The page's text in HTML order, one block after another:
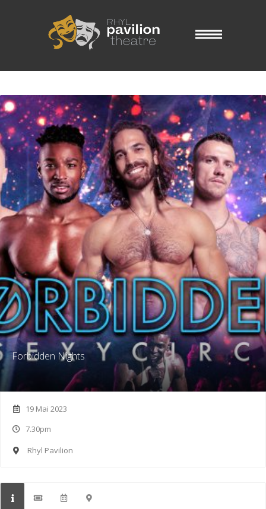
Forbidden Nights
19 Mai 2023
7.30pm
Rhyl Pavilion